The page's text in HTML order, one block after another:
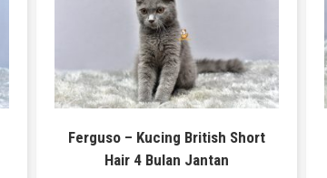
Ferguso – Kucing British Short
Hair 4 Bulan Jantan